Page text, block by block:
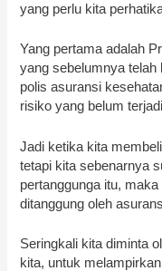
yang perlu kita
Yang pertama adalah
yang sebelumnya
polis asuransi
risiko yang belum
Jadi ketika kita
tetapi kita sebenarnya
pertanggunga itu,
ditanggung oleh
Seringkali kita diminta
kita, untuk